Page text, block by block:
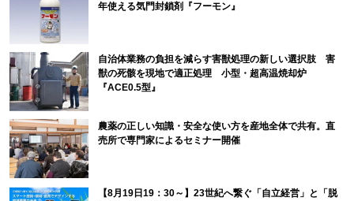
年使える気門封鎖剤『フーモン』
自治体業務の負担を減らす害獣処理の新しい選択肢 害
獣の死骸を現地で適正処理 小型・超高温焼却炉
『ACE0.5型』
農薬の正しい知識・安全な使い方を産地全体で共有。直
売所で専門家によるセミナー開催
【8月19日19：30～】23世紀へ繋ぐ「自立経営」と「脱